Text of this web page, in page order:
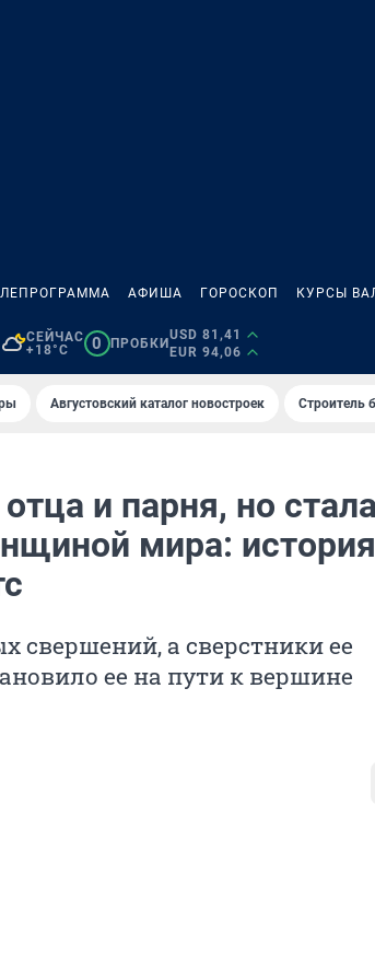
АФИША ГОРОСКОП КУРСЫ
СЕЙЧАС
+18°C
0 ПРОБКИ
USD 81,41
EUR 94,06
Августовский каталог новостроек Строитель
и парня, но
мира: история
свершений, а сверстники ее
ее на пути к вершине